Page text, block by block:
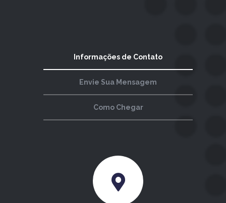
Informações de Contato
Envie Sua Mensagem
Como Chegar